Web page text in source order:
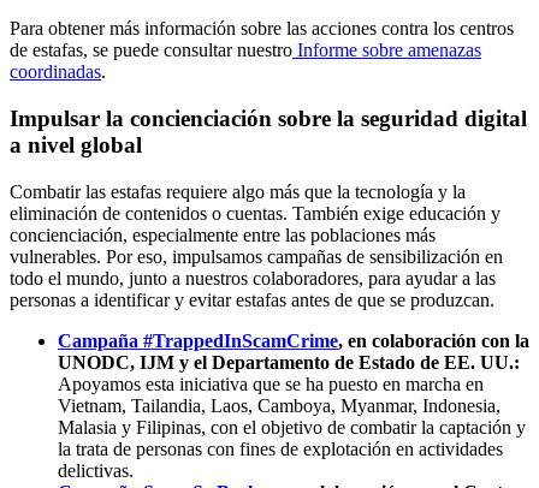
Para obtener más información sobre las acciones contra los centros
de estafas, se puede consultar nuestro Informe sobre amenazas
coordinadas.
Impulsar la concienciación sobre la seguridad digital
a nivel global
Combatir las estafas requiere algo más que la tecnología y la
eliminación de contenidos o cuentas. También exige educación y
concienciación, especialmente entre las poblaciones más
vulnerables. Por eso, impulsamos campañas de sensibilización en
todo el mundo, junto a nuestros colaboradores, para ayudar a las
personas a identificar y evitar estafas antes de que se produzcan.
Campaña #TrappedInScamCrime, en colaboración con la
UNODC, IJM y el Departamento de Estado de EE. UU.:
Apoyamos esta iniciativa que se ha puesto en marcha en
Vietnam, Tailandia, Laos, Camboya, Myanmar, Indonesia,
Malasia y Filipinas, con el objetivo de combatir la captación y
la trata de personas con fines de explotación en actividades
delictivas.